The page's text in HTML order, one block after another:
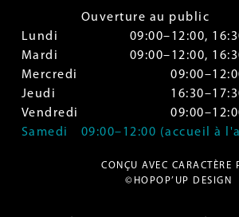
Ouverture au public
Lundi
09:00–12:00,
Mardi
09:00–12:00,
Mercredi
Jeudi
Vendredi
Samedi
09:00–12:00 (accueil à
CONÇU AVEC CARACTÈRE
©HOPOP’UP DESIGN